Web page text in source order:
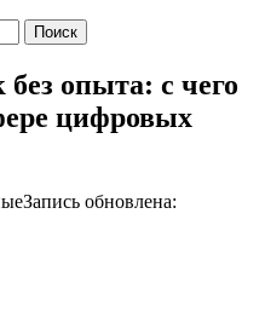
опыта: с чего
цифровых
Запись обновлена: